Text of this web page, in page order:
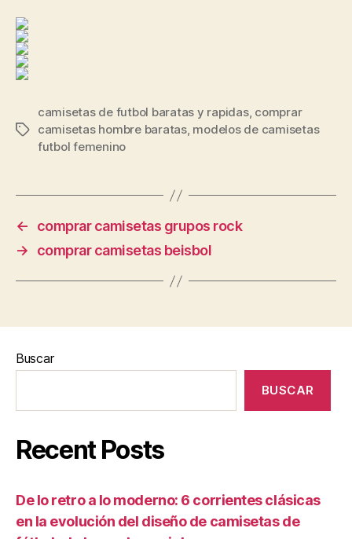
Etiquetas
camisetas de futbol baratas y rapidas, comprar
camisetas hombre baratas, modelos de camisetas
futbol femenino
←
comprar camisetas grupos rock
→
comprar camisetas beisbol
Buscar
BUSCAR
Recent Posts
De lo retro a lo moderno: 6 corrientes clásicas
en la evolución del diseño de camisetas de